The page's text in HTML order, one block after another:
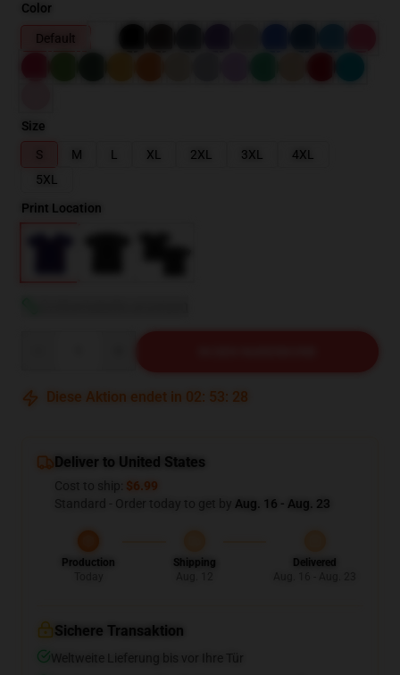
Color
Default
Size
S
M L XL 2XL 3XL
4XL
5XL
Print Location
Diese Aktion endet in 02: 53: 27
Deliver to United States
Cost to ship: $6.99
Standard - Order today to get by Aug. 16 - Aug. 23
Production
Shipping
Delivered
Sichere Transaktion
Weltweite Lieferung bis vor Ihre Tür